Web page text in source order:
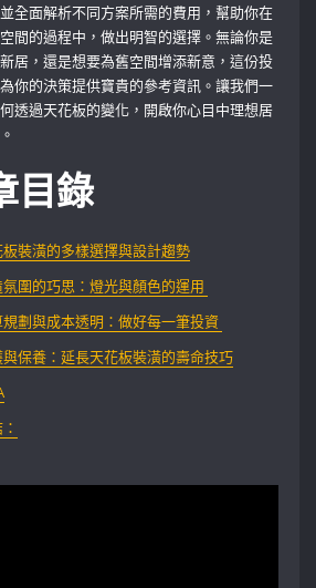
全面解析不同方案所需的費用，幫助你在
間的過程中，做出明智的選擇。無論你是
居，還是想要為舊空間增添新意，這份投
你的決策提供寶貴的參考資訊。讓我們一
透過天花板的變化，開啟你心目中理想居
目錄
板裝潢的多樣選擇與設計趨勢
圍的巧思：燈光與顏色的運用‌
劃與成本透明：做好每一筆投資
與保養：延長天花板裝潢的壽命技巧